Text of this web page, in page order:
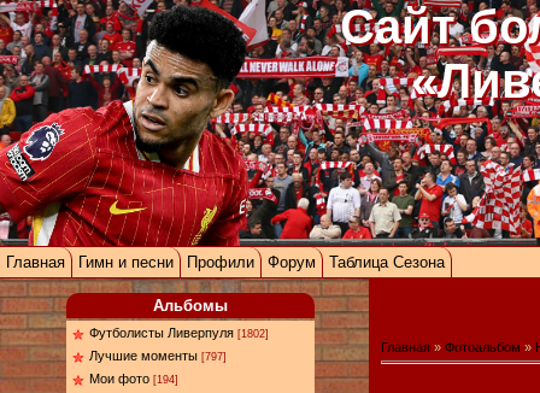
Сайт
Главная Гимн и песни Профили Форум Таблица Сезона
Альбомы
Футболисты Ливерпуля [1802]
Лучшие моменты [797]
Мои фото [194]
Главная » Фотоальбом »